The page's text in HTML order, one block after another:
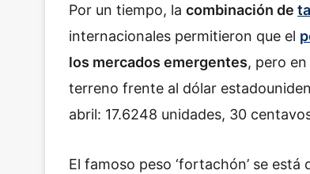
Por un tiempo, la combinación de
internacionales permitieron que el
los mercados emergentes, pero
terreno frente al dólar
abril: 17.6248 unidades, 30
El famoso peso ‘fortachón’ se